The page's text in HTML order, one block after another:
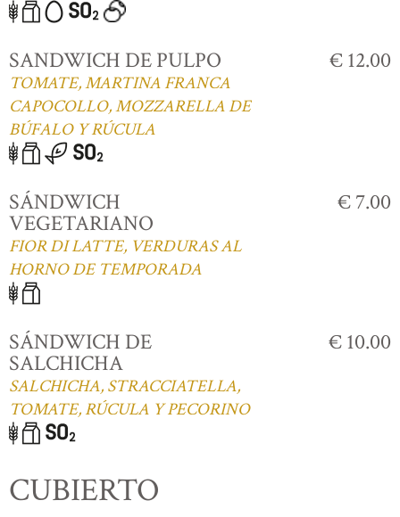
SANDWICH DE PULPO
TOMATE, MARTINA FRANCA
CAPOCOLLO, MOZZARELLA DE
BÚFALO Y RÚCULA
€ 12.00
SÁNDWICH
VEGETARIANO
FIOR DI LATTE, VERDURAS AL
HORNO DE TEMPORADA
€ 7.00
SÁNDWICH DE
SALCHICHA
SALCHICHA, STRACCIATELLA,
TOMATE, RÚCULA Y PECORINO
€ 10.00
CUBIERTO